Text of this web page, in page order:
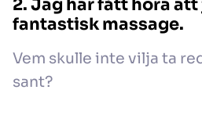
2. Jag har fått höra att
fantastisk massage.
Vem skulle inte vilja ta
sant?